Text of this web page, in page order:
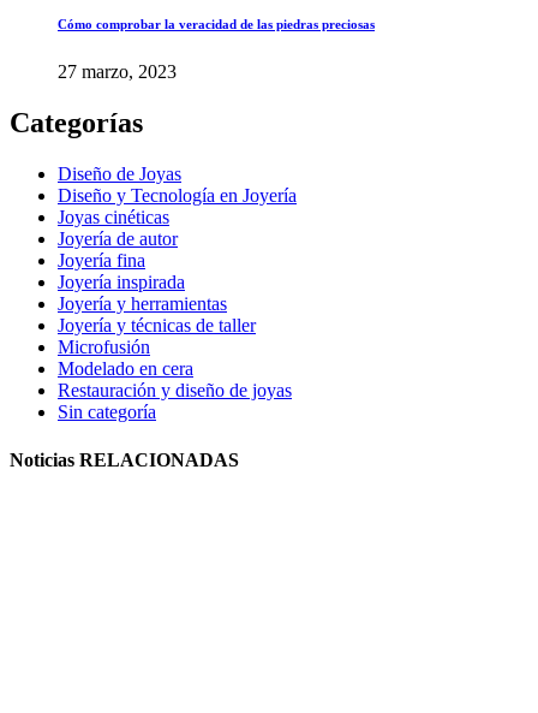
Cómo comprobar la veracidad de las piedras preciosas
27 marzo, 2023
Categorías
Diseño de Joyas
Diseño y Tecnología en Joyería
Joyas cinéticas
Joyería de autor
Joyería fina
Joyería inspirada
Joyería y herramientas
Joyería y técnicas de taller
Microfusión
Modelado en cera
Restauración y diseño de joyas
Sin categoría
Noticias RELACIONADAS